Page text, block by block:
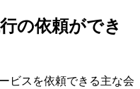
の依頼ができ
ビスを依頼できる主な会